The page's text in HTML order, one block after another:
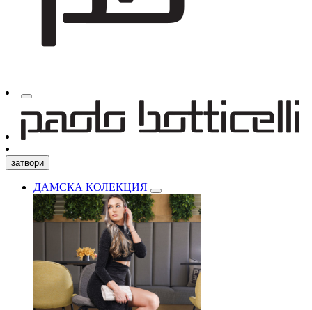
затвори
ДАМСКА КОЛЕКЦИЯ